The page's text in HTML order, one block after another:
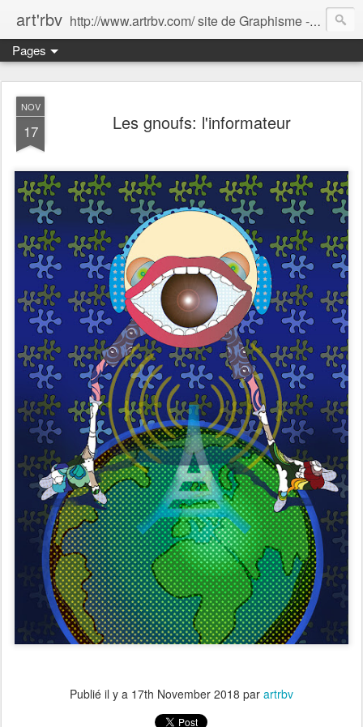
art'rbv http://www.artrbv.com/ site de Graphisme - Illustrations - Edition - Animations - Publicité
Pages
NOV
17 Les gnoufs: l'informateur
Publié il y a 17th November 2018 par artrbv